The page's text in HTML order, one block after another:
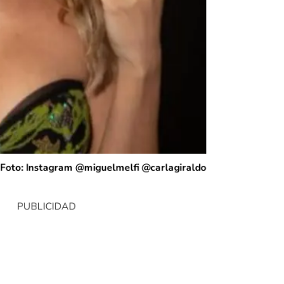
Foto: Instagram @miguelmelfi @carlagiraldo